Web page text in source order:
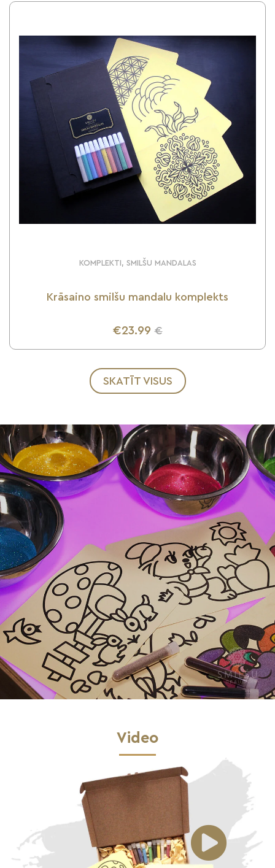
KOMPLEKTI, SMILŠU MANDALAS
Krāsaino smilšu mandalu komplekts
€23.99 €
UZZINI VAIRĀK
SKATĪT VISUS
Video